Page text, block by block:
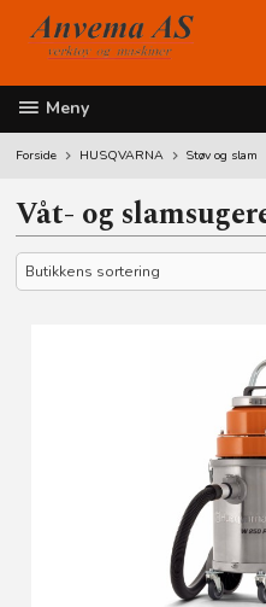
innholdet
Meny
Forside HUSQVARNA Støv og slam
Våt- og